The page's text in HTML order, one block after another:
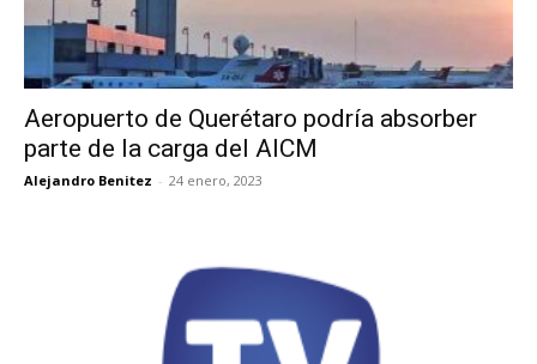
Aeropuerto de Querétaro podría absorber
parte de la carga del AICM
Alejandro Benitez - 24 enero, 2023